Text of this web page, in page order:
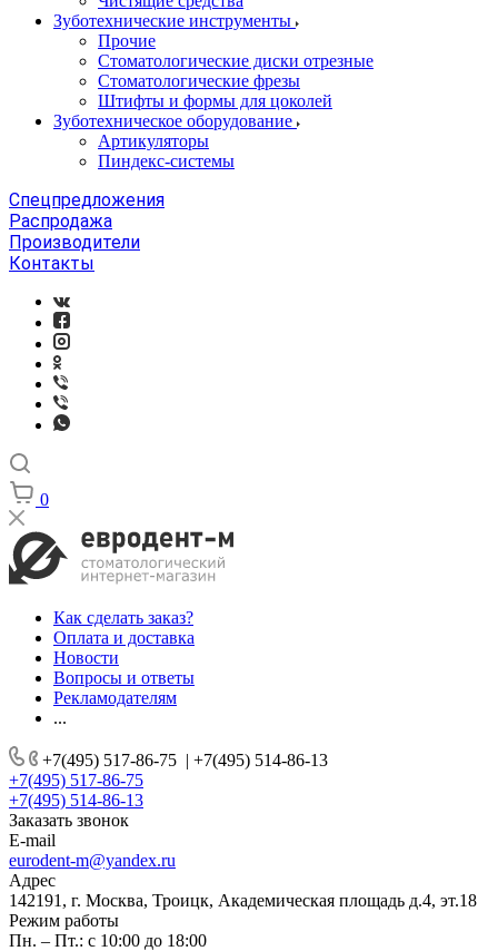
Зуботехнические инструменты
Прочие
Стоматологические диски отрезные
Стоматологические фрезы
Штифты и формы для цоколей
Зуботехническое оборудование
Артикуляторы
Пиндекс-системы
Спецпредложения
Распродажа
Производители
Контакты
0
Как сделать заказ?
Оплата и доставка
Новости
Вопросы и ответы
Рекламодателям
...
+7(495) 517-86-75 | +7(495) 514-86-13
+7(495) 517-86-75
+7(495) 514-86-13
Заказать звонок
E-mail
eurodent-m@yandex.ru
Адрес
142191, г. Москва, Троицк, Академическая площадь д.4, эт.18
Режим работы
Пн. – Пт.: с 10:00 до 18:00